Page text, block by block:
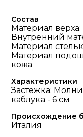
Состав
Материал
Внутренний
Материал
Материал
кожа
Характеристики
Застежка:
каблука - 6 см
Происхождение
Италия